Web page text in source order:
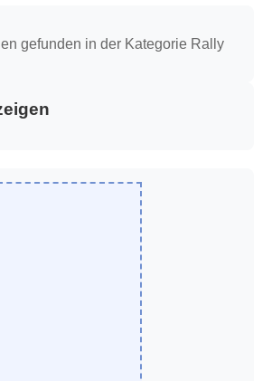
gefunden in der Kategorie Rally